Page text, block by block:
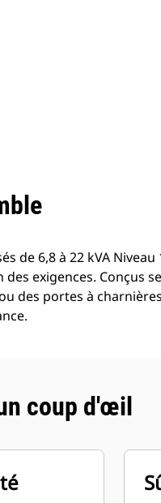
de 6,8 à 22 kVA Niveau
exigences. Conçus
des portes à
coup d'œil